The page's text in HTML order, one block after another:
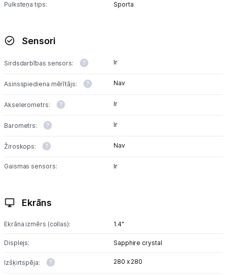
Pulksteņa tips: Sporta
Sensori
Sirdsdarbības sensors: Ir
Asinsspiediena mērītājs: Nav
Akselerometrs: Ir
Barometrs: Ir
Žiroskops: Nav
Gaismas sensors: Ir
Ekrāns
Ekrāna izmērs (collas): 1.4"
Displejs: Sapphire crystal
Izšķirtspēja: 280 x 280